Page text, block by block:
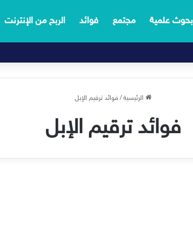
بحوث علمية مجتمع فوائد الربح من الإنترنت
الرئيسية/فوائد ترقيم الإبل
فوائد ترقيم الإبل